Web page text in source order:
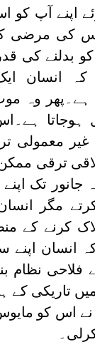
اپنے آپ کو
اس کی مرضی
بدلنے کی
کہ انسان
ہے۔پھر وہ
ہوجاتا
غیر معمولی
ترقی
جانور تک
مگر
کرنے کے
انسان اپنے
فلاحی نظام
تاریکی کے
نے اس کو